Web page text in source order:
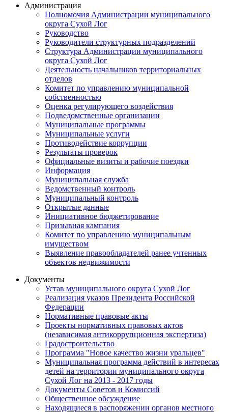
Администрация
Полномочия Администрации муниципального
округа Сухой Лог
Руководство
Руководители структурных подразделений
Структура Администрации муниципального
округа Сухой Лог
Деятельность начальников территориальных
отделов
Комитет по управлению муниципальной
собственностью
Оценка регулирующего воздействия
Подведомственные организации
Муниципальные программы
Муниципальные услуги
Противодействие коррупции
Результаты проверок
Официальные визиты и рабочие поездки
Информация
Муниципальная служба
Ведомственный контроль
Муниципальный контроль
Открытые данные
Инициативное бюджетирование
Призывная кампания
Комитет по управлению муниципальным
имуществом
Выявление правообладателей ранее учтенных
объектов недвижимости
Документы
Устав муниципального округа Сухой Лог
Реализация указов Президента Российской
Федерации
Нормативные правовые акты
Проекты нормативных правовых актов
(независимая антикоррупционная экспертиза)
Градостроительство
Программа "Новое качество жизни уральцев"
Муниципальная программа действий в интересах
детей на территории муниципального округа
Сухой Лог на 2013 - 2017 годы
Документы Советов и Комиссий
Общественное обсуждение
Находящиеся в распоряжении органов местного